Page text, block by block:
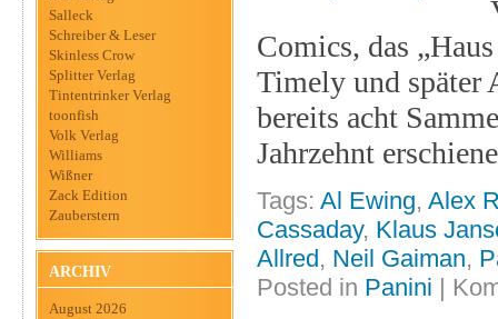
Salleck
Schreiber & Leser
Skinless Crow
Splitter Verlag
Tintentrinker Verlag
toonfish
Volk Verlag
Williams
Wißner
Zack Edition
Zauberstern
ARCHIV
August 2026
Comics, das
Timely und später
bereits acht
Jahrzehnt
Tags: Al Ewing, Alex
Cassaday, Klaus
Allred, Neil Gaiman,
Posted in Panini |